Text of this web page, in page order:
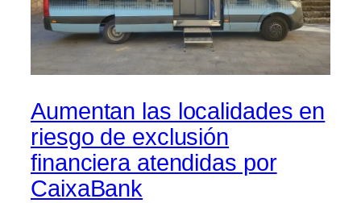
Aumentan las localidades en
riesgo de exclusión
financiera atendidas por
CaixaBank